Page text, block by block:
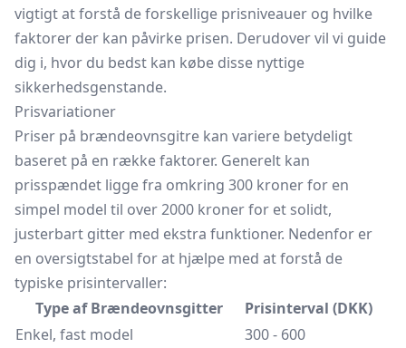
vigtigt at forstå de forskellige prisniveauer og hvilke
faktorer der kan påvirke prisen. Derudover vil vi guide
dig i, hvor du bedst kan købe disse nyttige
sikkerhedsgenstande.
Prisvariationer
Priser på brændeovnsgitre kan variere betydeligt
baseret på en række faktorer. Generelt kan
prisspændet ligge fra omkring 300 kroner for en
simpel model til over 2000 kroner for et solidt,
justerbart gitter med ekstra funktioner. Nedenfor er
en oversigtstabel for at hjælpe med at forstå de
typiske prisintervaller:
Type af Brændeovnsgitter
Prisinterval (DKK)
Enkel, fast model
300 - 600